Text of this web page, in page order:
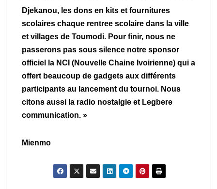
Djekanou, les dons en kits et fournitures
scolaires chaque rentree scolaire dans la ville
et villages de Toumodi. Pour finir, nous ne
passerons pas sous silence notre sponsor
officiel la NCI (Nouvelle Chaine Ivoirienne) qui a
offert beaucoup de gadgets aux différents
participants au lancement du tournoi. Nous
citons aussi la radio nostalgie et Legbere
communication. »
Mienmo